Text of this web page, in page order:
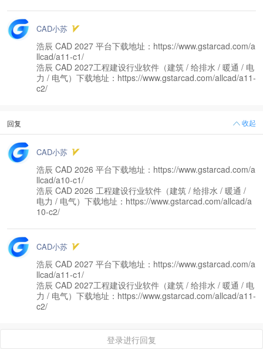
CAD小苏
浩辰 CAD 2027 平台下载地址：https://www.gstarcad.com/a
llcad/a11-c1/
浩辰 CAD 2027工程建设行业软件（建筑 / 给排水 / 暖通 / 电
力 / 电气）下载地址：https://www.gstarcad.com/allcad/a11-
c2/
回复 收起
CAD小苏
浩辰 CAD 2026 平台下载地址：https://www.gstarcad.com/a
llcad/a10-c1/
浩辰 CAD 2026 工程建设行业软件（建筑 / 给排水 / 暖通 /
电力 / 电气）下载地址：https://www.gstarcad.com/allcad/a
10-c2/
CAD小苏
浩辰 CAD 2027 平台下载地址：https://www.gstarcad.com/a
llcad/a11-c1/
浩辰 CAD 2027工程建设行业软件（建筑 / 给排水 / 暖通 / 电
力 / 电气）下载地址：https://www.gstarcad.com/allcad/a11-
c2/
登录进行回复